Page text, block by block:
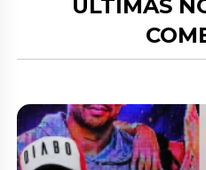
ÚLTIMAS